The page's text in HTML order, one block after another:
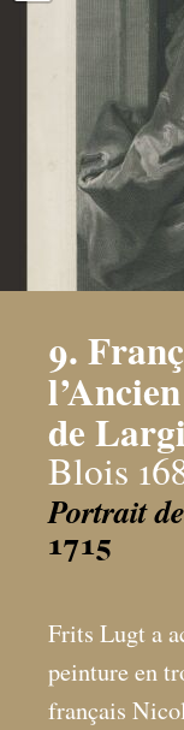
9.
de
Blois
Portrait
1715
Frits Lugt a
peinture en
français